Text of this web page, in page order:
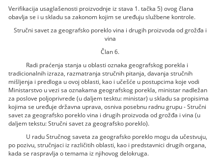
Verifikacija usaglašenosti proizvodnje iz stava 1. tačka 5) ovog člana
obavlja se i u skladu sa zakonom kojim se uređuju službene kontrole.
Stručni savet za geografsko poreklo vina i drugih proizvoda od grožđa i
vina
Član 6.
Radi praćenja stanja u oblasti oznaka geografskog porekla i
tradicionalnih izraza, razmatranja stručnih pitanja, davanja stručnih
mišljenja i predloga u ovoj oblasti, kao i učešće u postupcima koje vodi
Ministarstvo u vezi sa oznakama geografskog porekla, ministar nadležan
za poslove poljoprivrede (u daljem tesktu: ministar) u skladu sa propisima
kojima se uređuje državna uprava, osniva posebnu radnu grupu - Stručni
savet za geografsko poreklo vina i drugih proizvoda od grožđa i vina (u
daljem tekstu: Stručni savet za geografsko poreklo).
U radu Stručnog saveta za geografsko poreklo mogu da učestvuju,
po pozivu, stručnjaci iz različitih oblasti, kao i predstavnici drugih organa,
kada se raspravlja o temama iz njihovog delokruga.